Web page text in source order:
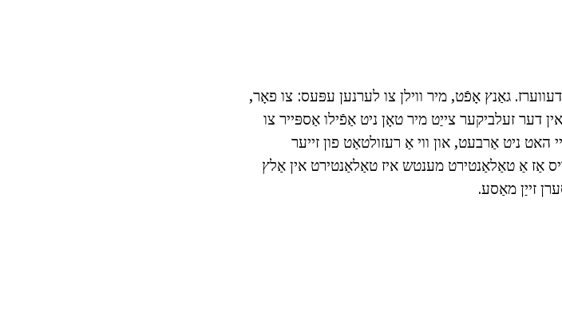
גאַנץ אָפֿט, מיר ווילן צו לערנען עפּעס: צו פאָר,
דער זעלביקער צייַט מיר טאָן ניט אַפֿילו אַספּייר צו
האט ניט אַרבעט, און ווי אַ רעזולטאַט פון זייער
אַז אַ טאַלאַנטירט מענטש איז טאַלאַנטירט אין אַלץ
זייַן מאַסע.